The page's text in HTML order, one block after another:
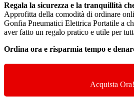
Regala la sicurezza e la tranquillità
Approfitta della comodità di ordinare
Gonfia Pneumatici Elettrica Portatile a
aver fatto un regalo pratico e utile per
Ordina ora e risparmia tempo e
Acquista Ora!